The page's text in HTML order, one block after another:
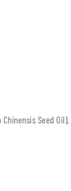
Seed